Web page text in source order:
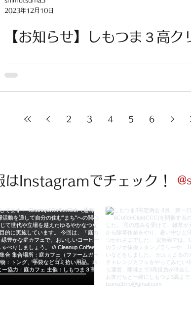
【お知らせ】しもつま３高
す
2023年12月10日
2 3 4 5 6
はInstagramでチェック！